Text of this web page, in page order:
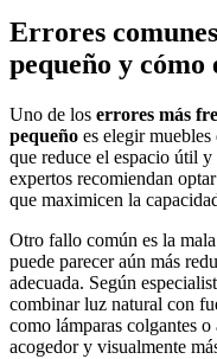
Errores
pequeño y cómo
Uno de los errores más
pequeño es elegir
que reduce el espacio útil
expertos recomiendan
que maximicen la
Otro fallo común es la
puede parecer aún más
adecuada. Según
combinar luz natural con
como lámparas colgantes
acogedor y visualmente